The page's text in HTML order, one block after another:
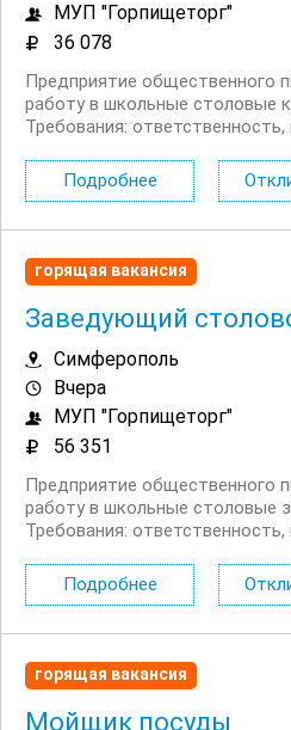
МУП "Горпищеторг"
36 078
Предприятие общественного
работу в школьные столовые
Требования:
зарплата: 36 078 руб/мес до
Подробнее
горящая вакансия
Заведующий
Симферополь
Вчера
МУП "Горпищеторг"
56 351
Предприятие общественного
работу в школьные столовые
Требования:
зарплата: от 56 351 руб/мес
Подробнее
горящая вакансия
Мойщик посуды